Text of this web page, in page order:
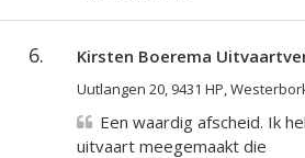
6. Kirsten Boerema
Uutlangen 20, 9431 HP,
Een waardig afscheid. Ik
uitvaart meegemaakt die